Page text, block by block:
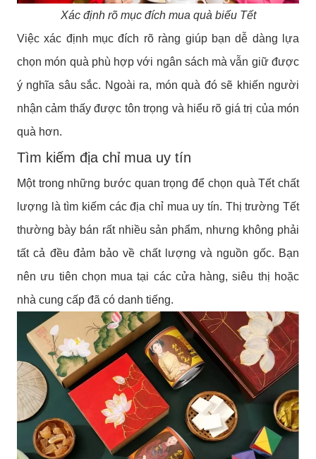
Xác định rõ mục đích mua quà biếu Tết
Việc xác định mục đích rõ ràng giúp bạn dễ dàng lựa
chọn món quà phù hợp với ngân sách mà vẫn giữ được
ý nghĩa sâu sắc. Ngoài ra, món quà đó sẽ khiến người
nhận cảm thấy được tôn trọng và hiểu rõ giá trị của món
quà hơn.
Tìm kiếm địa chỉ mua uy tín
Một trong những bước quan trọng để chọn quà Tết chất
lượng là tìm kiếm các địa chỉ mua uy tín. Thị trường Tết
thường bày bán rất nhiều sản phẩm, nhưng không phải
tất cả đều đảm bảo về chất lượng và nguồn gốc. Bạn
nên ưu tiên chọn mua tại các cửa hàng, siêu thị hoặc
nhà cung cấp đã có danh tiếng.